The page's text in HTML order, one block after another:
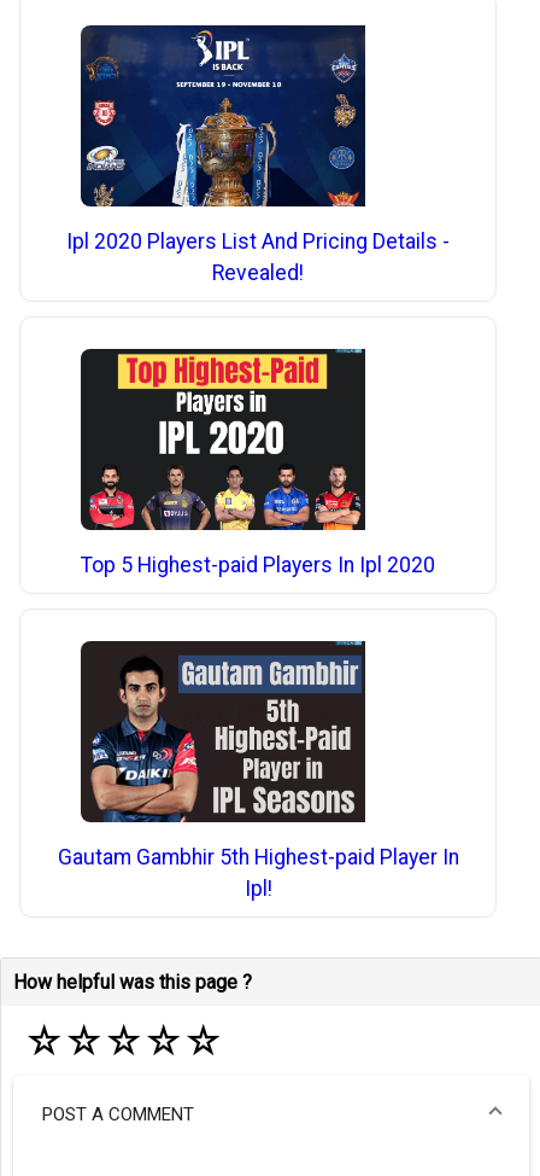
Ipl 2020 Players List And Pricing Details -
Revealed!
Top 5 Highest-paid Players In Ipl 2020
Gautam Gambhir 5th Highest-paid Player In
Ipl!
How helpful was this page ?
☆☆☆☆☆
POST A COMMENT